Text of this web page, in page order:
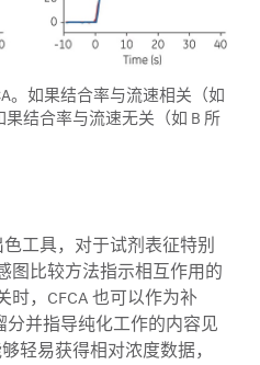
。如果结合率与流速相关（如
果结合率与流速无关（如 B 所
工具，对于试剂表征特别
图比较方法指示相互作用的
时，CFCA 也可以作为补
分并指导纯化工作的内容见
轻易获得相对浓度数据，